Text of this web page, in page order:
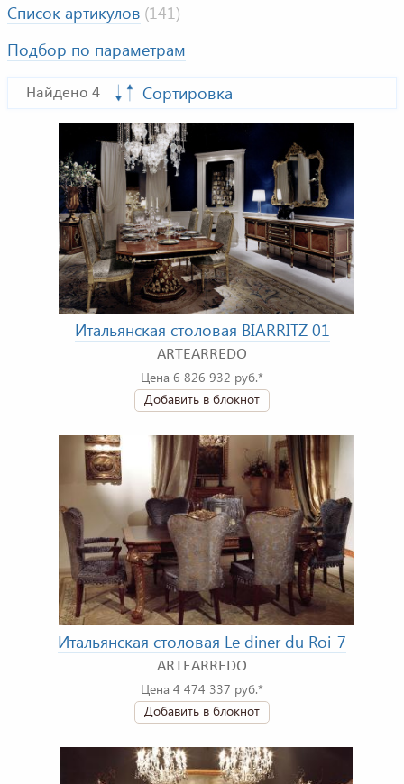
Список артикулов (141)
Подбор по параметрам
Найдено 4 Сортировка
Итальянская столовая BIARRITZ 01
ARTEARREDO
Цена 6 826 932 руб.*
Добавить в блокнот
Итальянская столовая Le diner du Roi-7
ARTEARREDO
Цена 4 474 337 руб.*
Добавить в блокнот